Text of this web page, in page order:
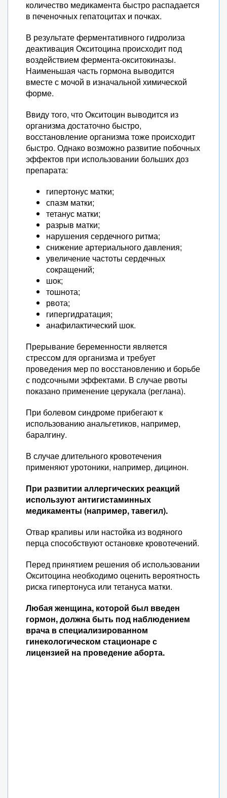
количество медикамента быстро распадается
в печеночных гепатоцитах и почках.
В результате ферментативного гидролиза
деактивация Окситоцина происходит под
воздействием фермента-окситокиназы.
Наименьшая часть гормона выводится
вместе с мочой в изначальной химической
форме.
Ввиду того, что Окситоцин выводится из
организма достаточно быстро,
восстановление организма тоже происходит
быстро. Однако возможно развитие побочных
эффектов при использовании больших доз
препарата:
гипертонус матки;
спазм матки;
тетанус матки;
разрыв матки;
нарушения сердечного ритма;
снижение артериального давления;
увеличение частоты сердечных
сокращений;
шок;
тошнота;
рвота;
гипергидратация;
анафилактический шок.
Прерывание беременности является
стрессом для организма и требует
проведения мер по восстановлению и борьбе
с подсочными эффектами. В случае рвоты
показано применение церукала (реглана).
При болевом синдроме прибегают к
использованию анальгетиков, например,
баралгину.
В случае длительного кровотечения
применяют уротоники, например, дицинон.
При развитии аллергических реакций
используют антигистаминных
медикаменты (например, тавегил).
Отвар крапивы или настойка из водяного
перца способствуют остановке кровотечений.
Перед принятием решения об использовании
Окситоцина необходимо оценить вероятность
риска гипертонуса или тетануса матки.
Любая женщина, которой был введен
гормон, должна быть под наблюдением
врача в специализированном
гинекологическом стационаре с
лицензией на проведение аборта.